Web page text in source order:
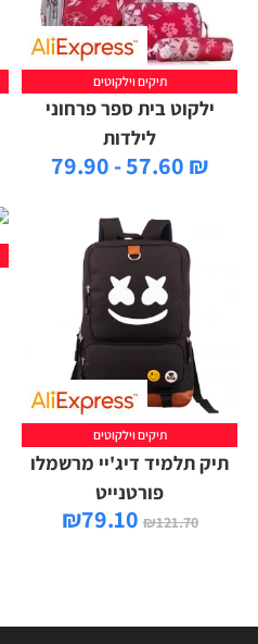
תיקים וילקוטים
ילקוט בית ספר פרחוני
לילדות
₪ 57.60 - 79.90
תיקים וילקוטים
תיק תלמיד דיג'יי מרשמלו
פורטנייט
₪121.70
₪79.10